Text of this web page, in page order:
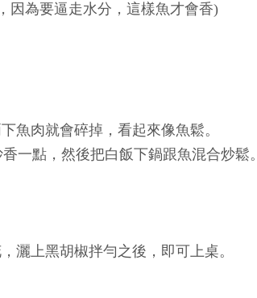
因為要逼走水分，這樣魚才會香)
魚肉就會碎掉，看起來像魚鬆。
一點，然後把白飯下鍋跟魚混合炒鬆。
灑上黑胡椒拌勻之後，即可上桌。